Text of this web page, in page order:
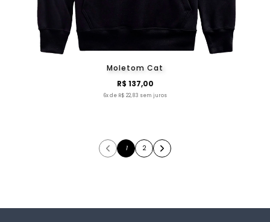
Moletom Cat
R$ 137,00
6x de R$ 22,83 sem juros
1 2